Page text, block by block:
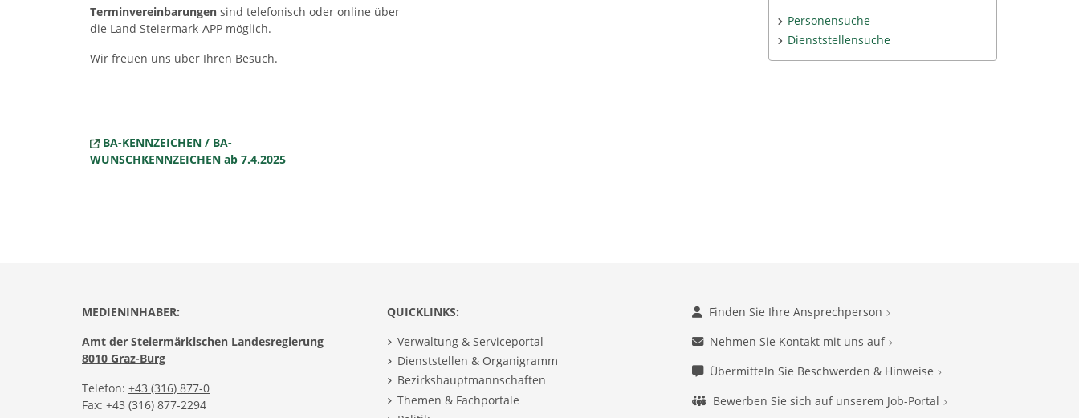
Terminvereinbarungen sind telefonisch oder online über
die Land Steiermark-APP möglich.
Wir freuen uns über Ihren Besuch.
BA-KENNZEICHEN / BA-
WUNSCHKENNZEICHEN ab 7.4.2025
Personensuche
Dienststellensuche
MEDIENINHABER:
Amt der Steiermärkischen Landesregierung
8010 Graz-Burg
Telefon: +43 (316) 877-0
Fax: +43 (316) 877-2294
QUICKLINKS:
Verwaltung & Serviceportal
Dienststellen & Organigramm
Bezirkshauptmannschaften
Themen & Fachportale
Finden Sie Ihre Ansprechperson
Nehmen Sie Kontakt mit uns auf
Übermitteln Sie Beschwerden & Hinweise
Bewerben Sie sich auf unserem Job-Portal